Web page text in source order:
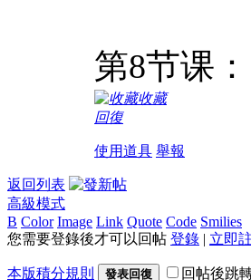
第8节课
收藏
回復
使用道具 舉報
返回列表
高級模式
B Color Image Link Quote Code Smilies
您需要登錄後才可以回帖 登錄 | 立即
本版積分規則 發表回復 回帖後跳